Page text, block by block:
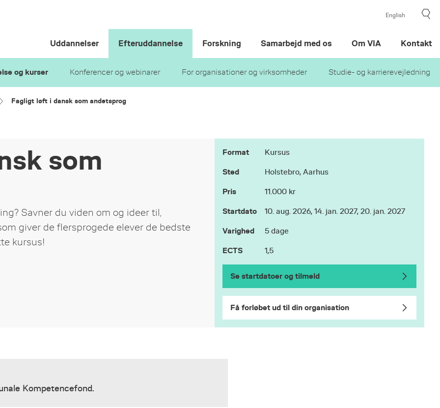
English
Uddannelser Efteruddannelse
og kurser Konferencer og webinarer For organisationer og virksomheder Studie- og karrierevejledning
Forskning Samarbejd med os Om VIA Kontakt
Fagligt løft i dansk som andetsprog
som
Savner du viden om og ideer til,
giver de flersprogede elever de bedste
kursus!
Format Kursus
Sted Holstebro, Aarhus
Pris 11.000 kr
Startdato 10. aug. 2026, 14. jan. 2027, 20. jan. 2027
Varighed 5 dage
ECTS 1,5
Se startdatoer og tilmeld
Få forløbet ud til din organisation
Kompetencefond.